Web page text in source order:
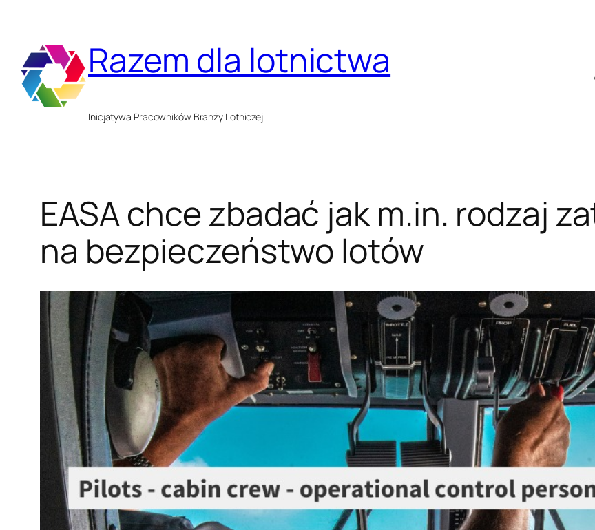
treści
Razem dla lotnictwa
Inicjatywa Pracowników Branży Lotniczej
EASA chce zbadać jak m.in. rodzaj
na bezpieczeństwo lotów